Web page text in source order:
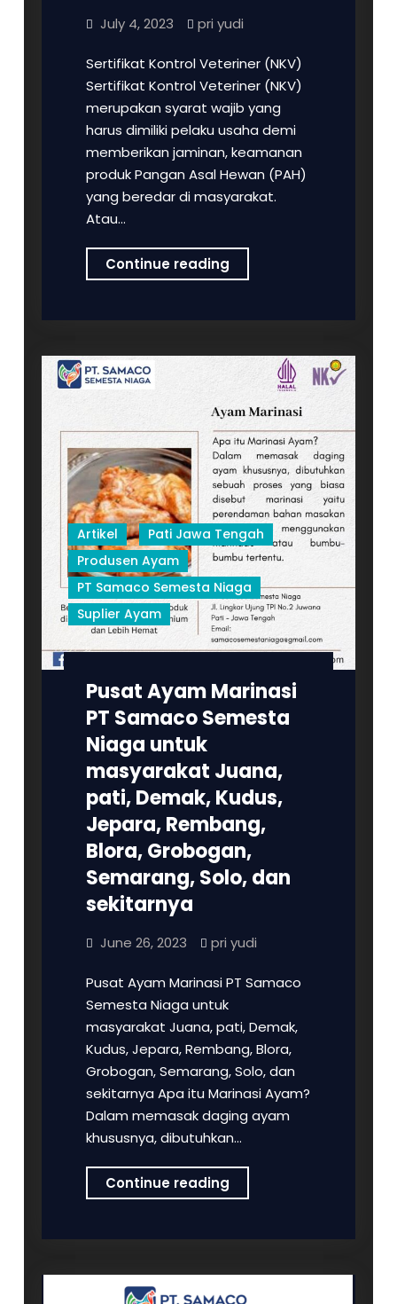
July 4, 2023 pri yudi
Sertifikat Kontrol Veteriner (NKV)
Sertifikat Kontrol Veteriner (NKV)
merupakan syarat wajib yang
harus dimiliki pelaku usaha demi
memberikan jaminan, keamanan
produk Pangan Asal Hewan (PAH)
yang beredar di masyarakat.
Atau…
Continue readingPRODUK
AYAM
SEMESTA
TERBUKTI
HIGIENIS
Artikel
Pati Jawa Tengah
Produsen Ayam
PT Samaco Semesta Niaga
Suplier Ayam
Pusat Ayam Marinasi
PT Samaco Semesta
Niaga untuk
masyarakat Juana,
pati, Demak, Kudus,
Jepara, Rembang,
Blora, Grobogan,
Semarang, Solo, dan
sekitarnya
June 26, 2023 pri yudi
Pusat Ayam Marinasi PT Samaco
Semesta Niaga untuk
masyarakat Juana, pati, Demak,
Kudus, Jepara, Rembang, Blora,
Grobogan, Semarang, Solo, dan
sekitarnya Apa itu Marinasi Ayam?
Dalam memasak daging ayam
khususnya, dibutuhkan…
Continue readingPusat
Ayam
Samaco
Semesta